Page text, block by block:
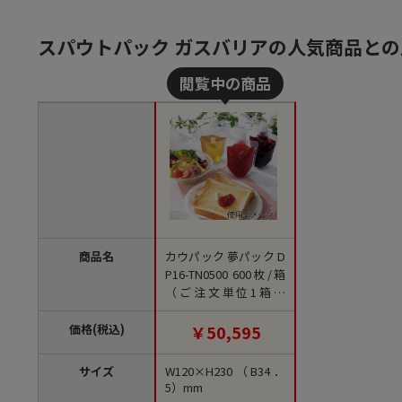
スパウトパック ガスバリアの人気商品と
商品名
価格(税込)
サイズ
カウパック 夢パック D
P16-TN0500 600枚/箱
（ご注文単位1箱）
【直送品】
￥50,595
W120×H230（B34．
5）mm